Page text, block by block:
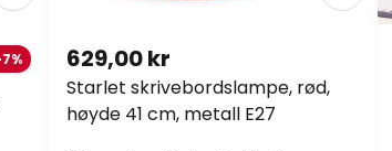
Starlet skrivebordslampe, rød,
høyde 41 cm, metall E27
629,00 kr